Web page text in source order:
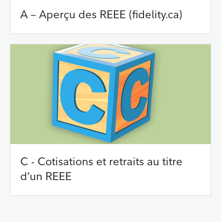
A – Aperçu des REEE (fidelity.ca)
C - Cotisations et retraits au titre
d’un REEE